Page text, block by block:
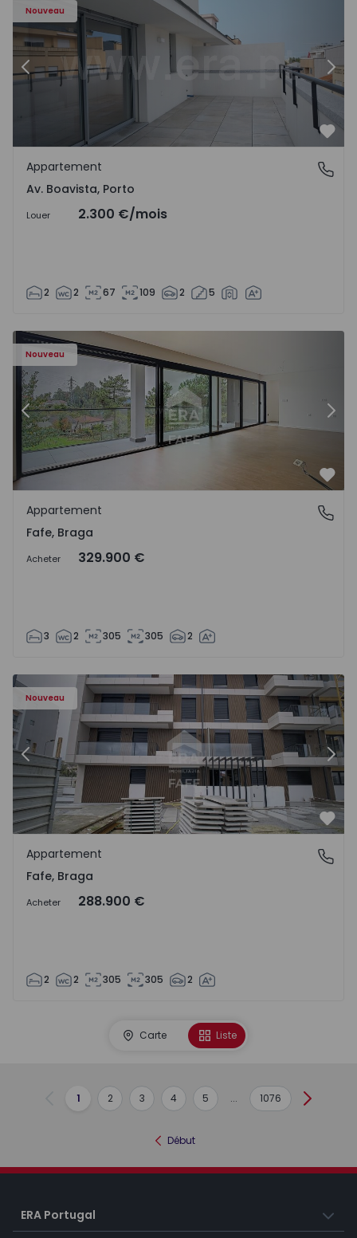
Nouveau
Précédent
Av. Boavista, Porto
Appartement
Av. Boavista, Porto
Louer 2.300 €/mois
2 2 67 109 2 5
Nouveau
Précédent
Fafe, Braga
Appartement
Fafe, Braga
Acheter 329.900 €
3 2 305 305 2
Nouveau
Précédent
Fafe, Braga
Appartement
Fafe, Braga
Acheter 288.900 €
2 2 305 305 2
Carte Liste
Précédent
1 2 3 4 5 ... 1076 Suivant
Début
ERA Portugal